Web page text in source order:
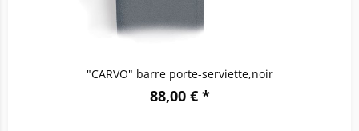
"CARVO" barre porte-serviette,noir
88,00 € *